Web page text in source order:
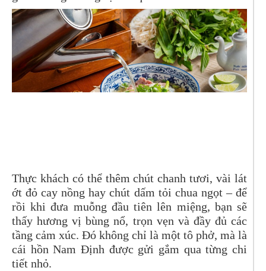
Thực khách có thể thêm chút chanh tươi, vài lát
ớt đỏ cay nồng hay chút dấm tỏi chua ngọt – để
rồi khi đưa muỗng đầu tiên lên miệng, bạn sẽ
thấy hương vị bùng nổ, trọn vẹn và đầy đủ các
tầng cảm xúc. Đó không chỉ là một tô phở, mà là
cái hồn Nam Định được gửi gắm qua từng chi
tiết nhỏ.